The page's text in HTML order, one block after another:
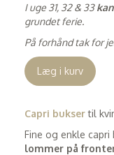
I uge 31, 32 & 33kan
grundet ferie.
På forhånd tak for
Læg i kurv
Capri buksertil
Fine og enkle capri
lommer på